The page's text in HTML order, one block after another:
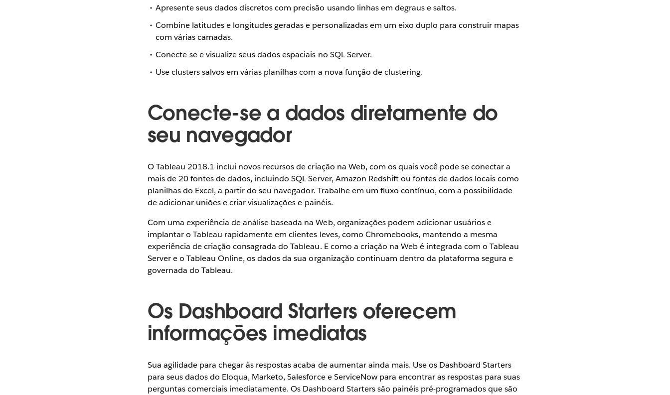
Apresente seus dados discretos com precisão usando linhas em degraus e saltos.
Combine latitudes e longitudes geradas e personalizadas em um eixo duplo para construir mapas
com várias camadas.
Conecte-se e visualize seus dados espaciais no SQL Server.
Use clusters salvos em várias planilhas com a nova função de clustering.
Conecte-se a dados diretamente do
seu navegador
O Tableau 2018.1 inclui novos recursos de criação na Web, com os quais você pode se conectar a
mais de 20 fontes de dados, incluindo SQL Server, Amazon Redshift ou fontes de dados locais como
planilhas do Excel, a partir do seu navegador. Trabalhe em um fluxo contínuo, com a possibilidade
de adicionar uniões e criar visualizações e painéis.
Com uma experiência de análise baseada na Web, organizações podem adicionar usuários e
implantar o Tableau rapidamente em clientes leves, como Chromebooks, mantendo a mesma
experiência de criação consagrada do Tableau. E como a criação na Web é integrada com o Tableau
Server e o Tableau Online, os dados da sua organização continuam dentro da plataforma segura e
governada do Tableau.
Os Dashboard Starters oferecem
informações imediatas
Sua agilidade para chegar às respostas acaba de aumentar ainda mais. Use os Dashboard Starters
para seus dados do Eloqua, Marketo, Salesforce e ServiceNow para encontrar as respostas para suas
perguntas comerciais imediatamente. Os Dashboard Starters são painéis pré-programados que são